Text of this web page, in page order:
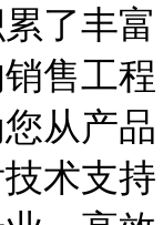
了丰富
售工程
从产品
术支持